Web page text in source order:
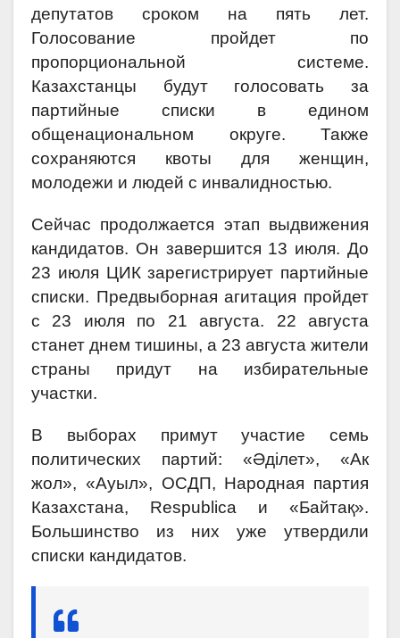
депутатов сроком на пять лет.
Голосование пройдет по
пропорциональной системе.
Казахстанцы будут голосовать за
партийные списки в едином
общенациональном округе. Также
сохраняются квоты для женщин,
молодежи и людей с инвалидностью.
Сейчас продолжается этап выдвижения
кандидатов. Он завершится 13 июля. До
23 июля ЦИК зарегистрирует партийные
списки. Предвыборная агитация пройдет
с 23 июля по 21 августа. 22 августа
станет днем тишины, а 23 августа жители
страны придут на избирательные
участки.
В выборах примут участие семь
политических партий: «Әділет», «Ак
жол», «Ауыл», ОСДП, Народная партия
Казахстана, Respublica и «Байтақ».
Большинство из них уже утвердили
списки кандидатов.